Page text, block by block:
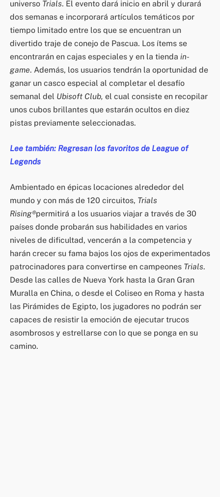
universo Trials. El evento dará inicio en abril y durará
dos semanas e incorporará artículos temáticos por
tiempo limitado entre los que se encuentran un
divertido traje de conejo de Pascua. Los ítems se
encontrarán en cajas especiales y en la tienda in-
game. Además, los usuarios tendrán la oportunidad de
ganar un casco especial al completar el desafío
semanal del Ubisoft Club, el cual consiste en recopilar
unos cubos brillantes que estarán ocultos en diez
pistas previamente seleccionadas.
Lee también: Regresan los favoritos de League of
Legends
Ambientado en épicas locaciones alrededor del
mundo y con más de 120 circuitos, Trials
Rising®permitirá a los usuarios viajar a través de 30
países donde probarán sus habilidades en varios
niveles de dificultad, vencerán a la competencia y
harán crecer su fama bajos los ojos de experimentados
patrocinadores para convertirse en campeones Trials.
Desde las calles de Nueva York hasta la Gran Gran
Muralla en China, o desde el Coliseo en Roma y hasta
las Pirámides de Egipto, los jugadores no podrán ser
capaces de resistir la emoción de ejecutar trucos
asombrosos y estrellarse con lo que se ponga en su
camino.